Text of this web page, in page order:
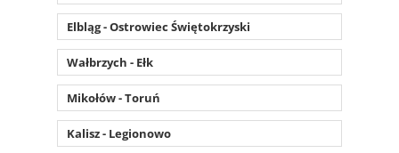
Elbląg - Ostrowiec Świętokrzyski
Wałbrzych - Ełk
Mikołów - Toruń
Kalisz - Legionowo